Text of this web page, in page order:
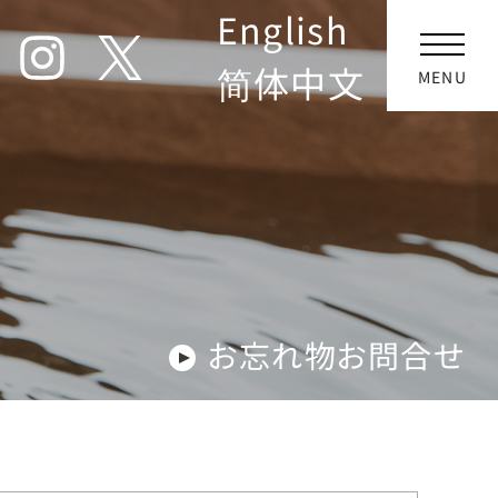
English
简体中文
MENU
お忘れ物お問合せ